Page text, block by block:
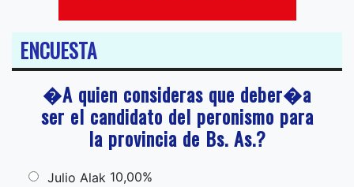
ENCUESTA
�A quien consideras que deber�a
ser el candidato del peronismo para
la provincia de Bs. As.?
Julio Alak 10,00%